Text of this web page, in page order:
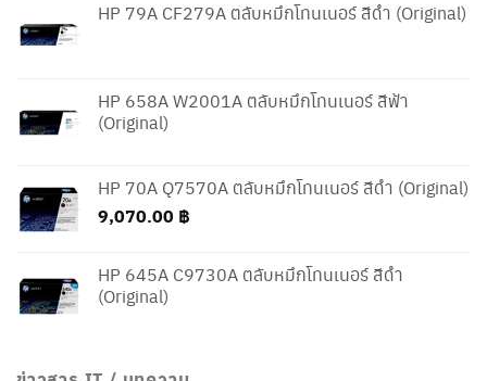
HP 79A CF279A ตลับหมึกโทนเนอร์ สีดำ (Original)
HP 658A W2001A ตลับหมึกโทนเนอร์ สีฟ้า
(Original)
HP 70A Q7570A ตลับหมึกโทนเนอร์ สีดำ (Original)
9,070.00 ฿
HP 645A C9730A ตลับหมึกโทนเนอร์ สีดำ
(Original)